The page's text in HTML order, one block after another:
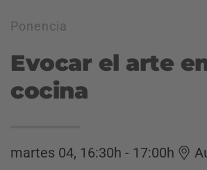
Ponencia
Evocar el arte
cocina
martes 04, 16:30h - 17:00h